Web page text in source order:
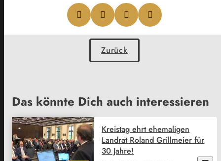
Zurück
Das könnte Dich auch interessieren
Kreistag ehrt ehemaligen
Landrat Roland Grillmeier für
30 Jahre!